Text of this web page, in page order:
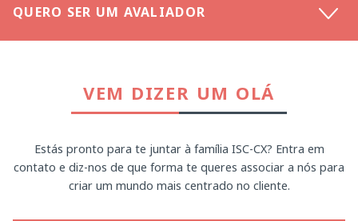
QUERO SER UM AVALIADOR
VEM DIZER UM OLÁ
Estás pronto para te juntar à família ISC-CX? Entra em
contato e diz-nos de que forma te queres associar a nós para
criar um mundo mais centrado no cliente.